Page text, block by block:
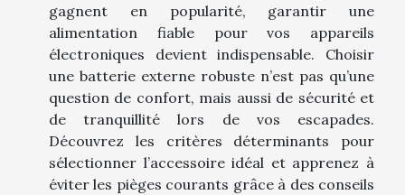
gagnent en popularité, garantir une
alimentation fiable pour vos appareils
électroniques devient indispensable. Choisir
une batterie externe robuste n’est pas qu’une
question de confort, mais aussi de sécurité et
de tranquillité lors de vos escapades.
Découvrez les critères déterminants pour
sélectionner l’accessoire idéal et apprenez à
éviter les pièges courants grâce à des conseils